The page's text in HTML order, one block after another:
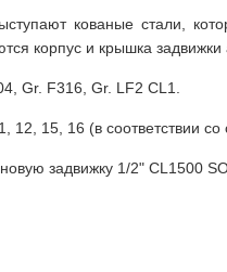
кованые стали,
корпус и крышка задвижки
Gr. F316, Gr. LF2 CL1.
15, 16 (в соответствии со
задвижку 1/2" CL1500